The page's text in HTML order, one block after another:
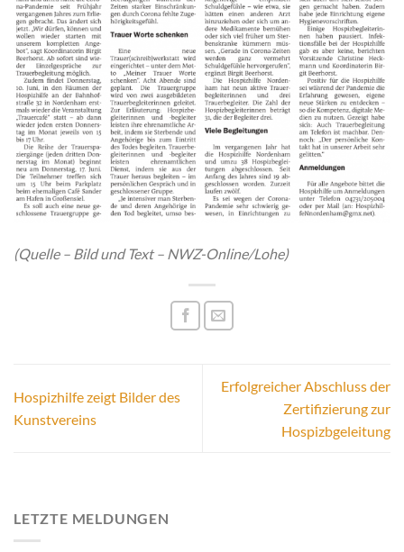
(Quelle – Bild und Text – NWZ-Online/Lohe)
Hospizhilfe zeigt Bilder des
Kunstvereins
Erfolgreicher Abschluss der
Zertifizierung zur
Hospizbgeleitung
LETZTE MELDUNGEN